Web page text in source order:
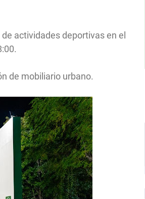
actividades deportivas en el
de mobiliario urbano.